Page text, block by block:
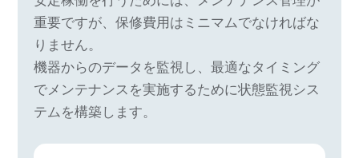
重要ですが、保修費用はミニマムでなければな
りません。
機器からのデータを監視し、最適なタイミング
でメンテナンスを実施するために状態監視シス
テムを構築します。